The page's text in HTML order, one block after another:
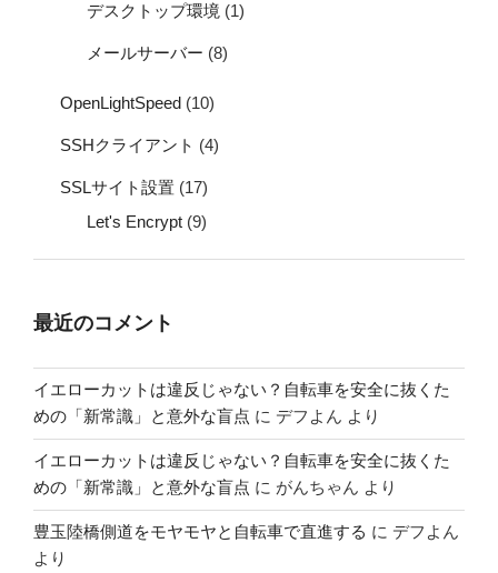
デスクトップ環境 (1)
メールサーバー (8)
OpenLightSpeed (10)
SSHクライアント (4)
SSLサイト設置 (17)
Let's Encrypt (9)
最近のコメント
イエローカットは違反じゃない？自転車を安全に抜くた
めの「新常識」と意外な盲点 に デフよん より
イエローカットは違反じゃない？自転車を安全に抜くた
めの「新常識」と意外な盲点 に がんちゃん より
豊玉陸橋側道をモヤモヤと自転車で直進する に デフよん
より